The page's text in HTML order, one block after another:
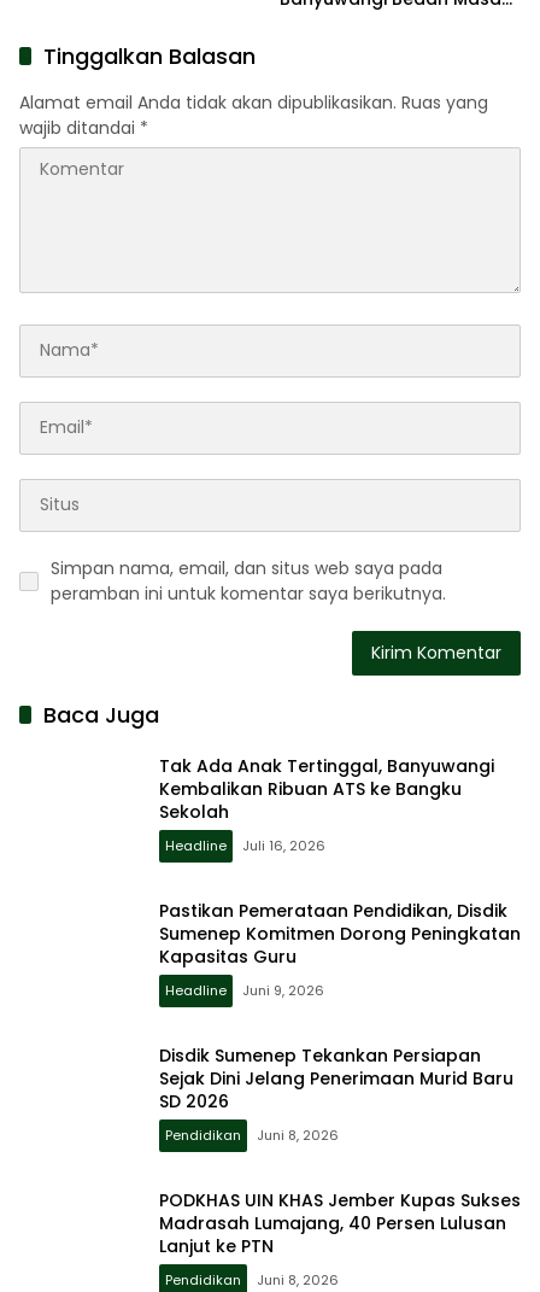
Tinggalkan Balasan
Alamat email Anda tidak akan dipublikasikan. Ruas yang
wajib ditandai *
Simpan nama, email, dan situs web saya pada
peramban ini untuk komentar saya berikutnya.
Baca Juga
Tak Ada Anak Tertinggal, Banyuwangi
Kembalikan Ribuan ATS ke Bangku
Sekolah
Headline Juli 16, 2026
Pastikan Pemerataan Pendidikan, Disdik
Sumenep Komitmen Dorong Peningkatan
Kapasitas Guru
Headline Juni 9, 2026
Disdik Sumenep Tekankan Persiapan
Sejak Dini Jelang Penerimaan Murid Baru
SD 2026
Pendidikan Juni 8, 2026
PODKHAS UIN KHAS Jember Kupas Sukses
Madrasah Lumajang, 40 Persen Lulusan
Lanjut ke PTN
Pendidikan Juni 8, 2026